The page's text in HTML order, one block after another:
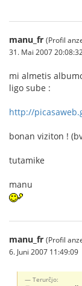
manu_fr (Profil
31. Mai 2007
mi almetis
ligo sube :
http://
bonan viziton !
tutamike
manu
manu_fr (Profil
6. Juni 2007 11:49:09
Terurĉjo: